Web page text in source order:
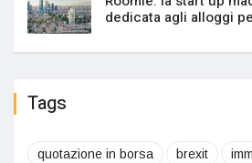
dedicata agli alloggi
Tags
quotazione in borsa brexit